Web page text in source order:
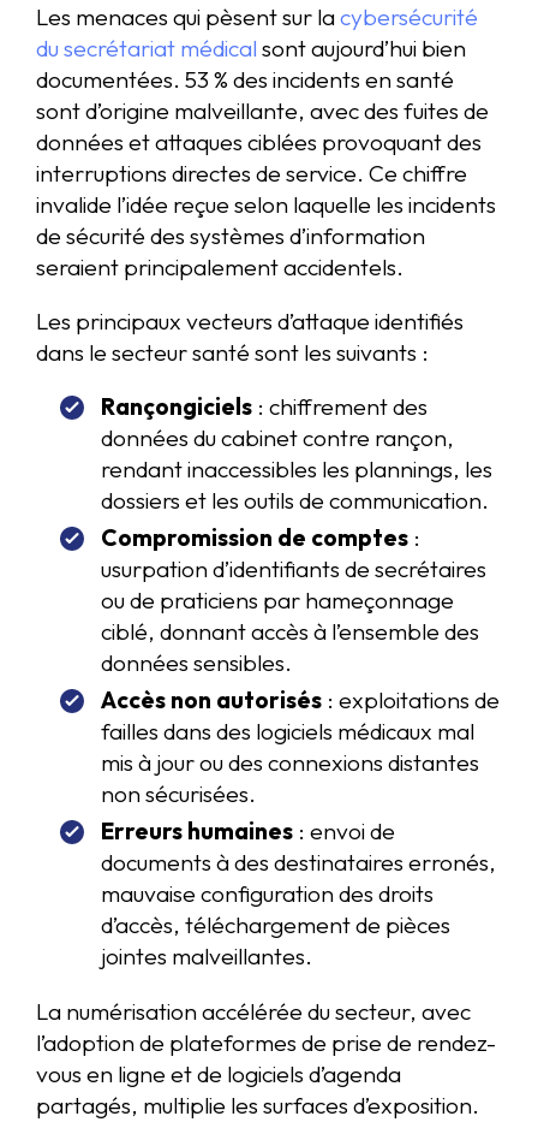
Les menaces qui pèsent sur lacybersécurité
du secrétariat médical sont aujourd’hui bien
documentées. 53 % des incidents en santé
sont d’origine malveillante, avec des fuites de
données et attaques ciblées provoquant des
interruptions directes de service. Ce chiffre
invalide l’idée reçue selon laquelle les incidents
de sécurité des systèmes d’information
seraient principalement accidentels.
Les principaux vecteurs d’attaque identifiés
dans le secteur santé sont les suivants :
Rançongiciels : chiffrement des
données du cabinet contre rançon,
rendant inaccessibles les plannings, les
dossiers et les outils de communication.
Compromission de comptes :
usurpation d’identifiants de secrétaires
ou de praticiens par hameçonnage
ciblé, donnant accès à l’ensemble des
données sensibles.
Accès non autorisés : exploitations de
failles dans des logiciels médicaux mal
mis à jour ou des connexions distantes
non sécurisées.
Erreurs humaines : envoi de
documents à des destinataires erronés,
mauvaise configuration des droits
d’accès, téléchargement de pièces
jointes malveillantes.
La numérisation accélérée du secteur, avec
l’adoption de plateformes de prise de rendez-
vous en ligne et de logiciels d’agenda
partagés, multiplie les surfaces d’exposition.